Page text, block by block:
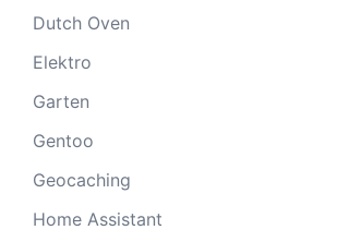
Dutch Oven
Elektro
Garten
Gentoo
Geocaching
Home Assistant